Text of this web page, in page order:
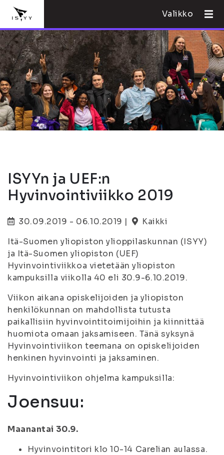
Valikko
ISYYn ja UEF:n
Hyvinvointiviikko 2019
30.09.2019 - 06.10.2019 |
Kaikki
Itä-Suomen yliopiston ylioppilaskunnan (ISYY)
ja Itä-Suomen yliopiston (UEF)
Hyvinvointiviikkoa vietetään yliopiston
kampuksilla viikolla 40 eli 30.9-6.10.2019.
Viikon aikana opiskelijoiden ja yliopiston
henkilökunnan on mahdollista tutusta
paikallisiin hyvinvointitoimijoihin ja kiinnittää
huomiota omaan jaksamiseen. Tänä syksynä
Hyvinvointiviikon teemana on opiskelijoiden
henkinen hyvinvointi ja jaksaminen.
Hyvinvointiviikon ohjelma kampuksilla:
Joensuu:
Maanantai 30.9.
Hyvinvointitori klo 10-14 Carelian aulassa.